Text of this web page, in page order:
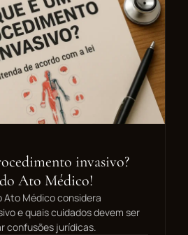
invasivo?
Ato Médico!
Ato Médico considera
e quais cuidados devem ser
confusões jurídicas.